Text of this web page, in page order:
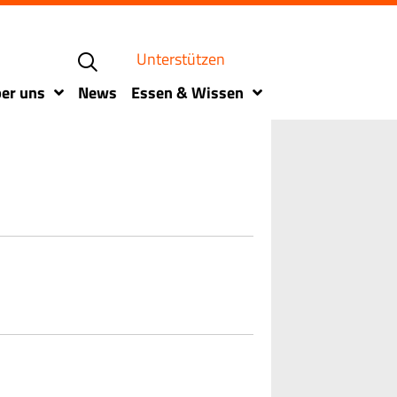
Unterstützen
uns News Essen & Wissen